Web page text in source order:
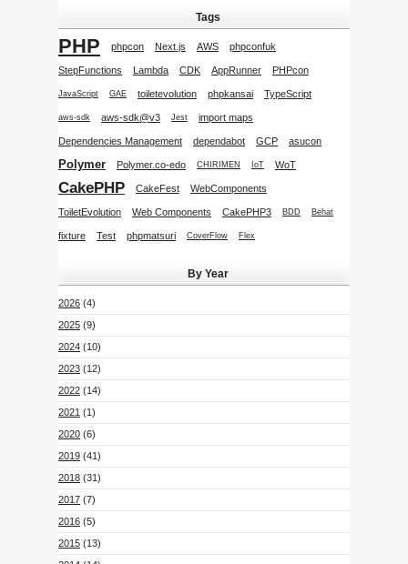
Tags
PHP phpcon Next.js AWS phpconfuk
StepFunctions Lambda CDK AppRunner PHPcon
JavaScript GAE toiletevolution phpkansai TypeScript
aws-sdk aws-sdk@v3 Jest import maps
Dependencies Management dependabot GCP asucon
Polymer Polymer.co-edo CHIRIMEN IoT WoT
CakePHP CakeFest WebComponents
ToiletEvolution Web Components CakePHP3 BDD Behat
fixture Test phpmatsuri CoverFlow Flex
By Year
2026 (4)
2025 (9)
2024 (10)
2023 (12)
2022 (14)
2021 (1)
2020 (6)
2019 (41)
2018 (31)
2017 (7)
2016 (5)
2015 (13)